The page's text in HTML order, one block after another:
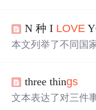
N 种 I LOVE
本文列举了不同国
three things
文本表达了对三件